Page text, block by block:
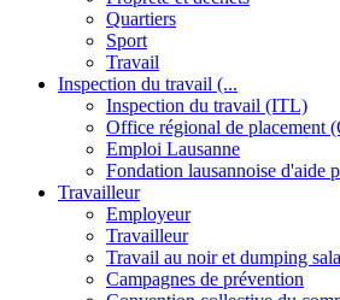
Quartiers
Sport
Travail
Inspection du travail (...
Inspection du travail (ITL)
Office régional de placement
Emploi Lausanne
Fondation lausannoise d'aide
Travailleur
Employeur
Travailleur
Travail au noir et dumping
Campagnes de prévention